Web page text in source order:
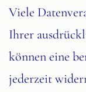
Viele
Ihrer
können eine
jederzeit